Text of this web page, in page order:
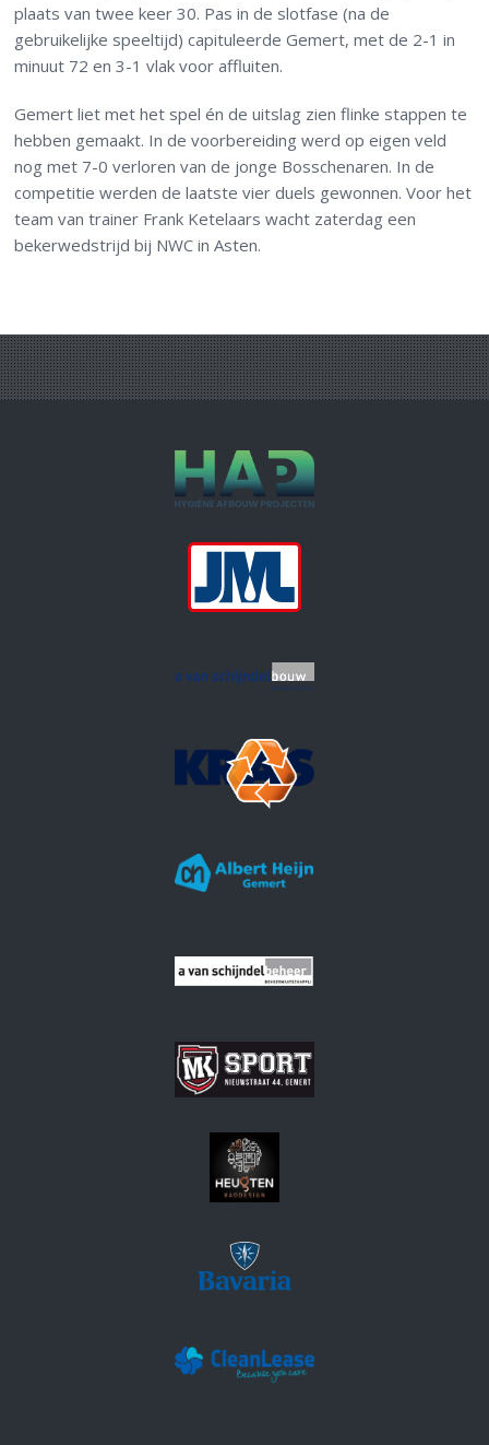
plaats van twee keer 30. Pas in de slotfase (na de
gebruikelijke speeltijd) capituleerde Gemert, met de 2-1 in
minuut 72 en 3-1 vlak voor affluiten.
Gemert liet met het spel én de uitslag zien flinke stappen te
hebben gemaakt. In de voorbereiding werd op eigen veld
nog met 7-0 verloren van de jonge Bosschenaren. In de
competitie werden de laatste vier duels gewonnen. Voor het
team van trainer Frank Ketelaars wacht zaterdag een
bekerwedstrijd bij NWC in Asten.